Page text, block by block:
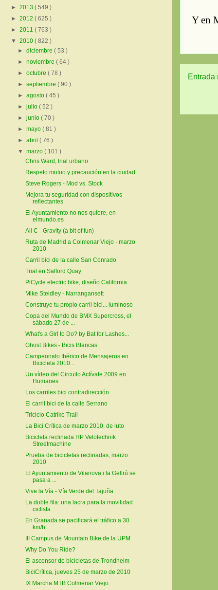
Entrada
► 2013 ( 549 )
► 2012 ( 625 )
► 2011 ( 763 )
▼ 2010 ( 822 )
►diciembre( 53 )
►noviembre( 64 )
►octubre( 78 )
►septiembre( 90 )
►agosto( 45 )
►julio( 52 )
►junio( 70 )
►mayo( 81 )
►abril( 76 )
▼marzo( 101 )
Chris Ward, trial urbano
Respeto mutuo y precaución en la ciudad
Steve Rogers - Mod vs. Stock
Mejora tu seguridad con dispositivos
reflectantes
El Ayuntamiento no nos quiere, en
elmundo.es
Ali C - Gravity (a bit of fun)
Ruta de Madrid a Colmenar Viejo - marzo
2010
Carril bici de la calle San Conrado
Trial en Salford Quay
PiCycle electric bike, diseño California
Mike Steidley - Narrangansett
Construye tu propio carril bici... luminoso
Copa del Mundo de BMX Supercross, el
sábado 27 de ...
What's a Girl to Do? by Bat for Lashes...
Ghost Bikes - Bicis Blancas
Campeonato Ibérico de Mensajeros en
Bicicleta 2010...
Un vídeo del Circuito Actívate 2009 en
Humanes
Los carriles bici contradirección
El carril bici de la calle Serrano
Triciclo Catrike Trail
La Bici Crítica de marzo 2010, de luto
Bicicleta reclinada HP Velotechnik
Streetmachine
Prueba de bicicletas reclinadas, marzo
2010
El Ayuntamiento de Vilanova i la Geltrú se
pasa a ...
Vive la Vía - Vía Verde del Tajuña
La doble fila: una lacra para la movilidad
ciclista
En Granada se pacificará el tráfico a 30
km/h
III Campus de Mountain Bike de la UPM
Why Do You Ride?
El ascensor de bicicletas de Trondheim
BiciCrítica, jueves 25 de marzo de 2010
IX Marcha MTB Colmenar Viejo